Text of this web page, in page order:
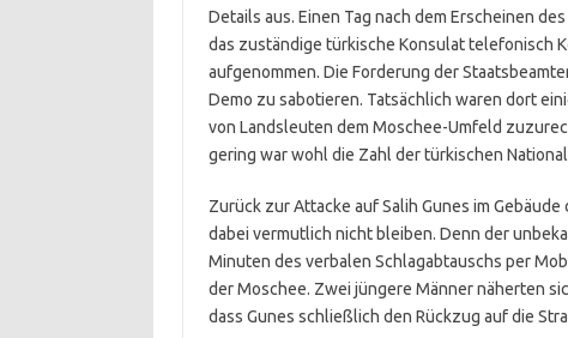
Details aus. Einen Tag nach dem Erscheinen
das zuständige türkische Konsulat telefonisch
aufgenommen. Die Forderung der
Demo zu sabotieren. Tatsächlich waren dort
von Landsleuten dem Moschee-Umfeld
gering war wohl die Zahl der türkischen
Zurück zur Attacke auf Salih Gunes im
dabei vermutlich nicht bleiben. Denn der
Minuten des verbalen Schlagabtauschs per
der Moschee. Zwei jüngere Männer näherten
dass Gunes schließlich den Rückzug auf die